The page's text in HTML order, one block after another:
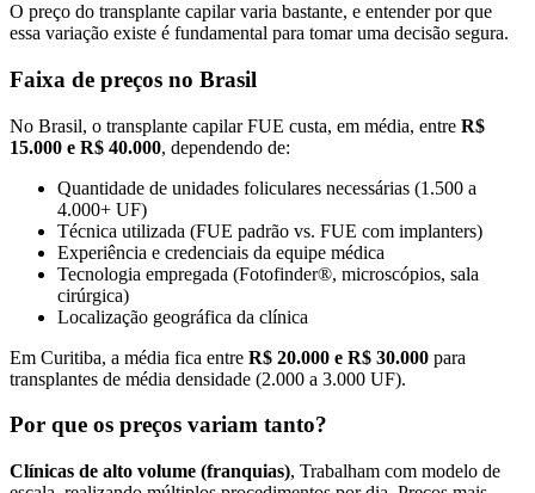
O preço do transplante capilar varia bastante, e entender por que
essa variação existe é fundamental para tomar uma decisão segura.
Faixa de preços no Brasil
No Brasil, o transplante capilar FUE custa, em média, entre R$
15.000 e R$ 40.000, dependendo de:
Quantidade de unidades foliculares necessárias (1.500 a
4.000+ UF)
Técnica utilizada (FUE padrão vs. FUE com implanters)
Experiência e credenciais da equipe médica
Tecnologia empregada (Fotofinder®, microscópios, sala
cirúrgica)
Localização geográfica da clínica
Em Curitiba, a média fica entre R$ 20.000 e R$ 30.000 para
transplantes de média densidade (2.000 a 3.000 UF).
Por que os preços variam tanto?
Clínicas de alto volume (franquias), Trabalham com modelo de